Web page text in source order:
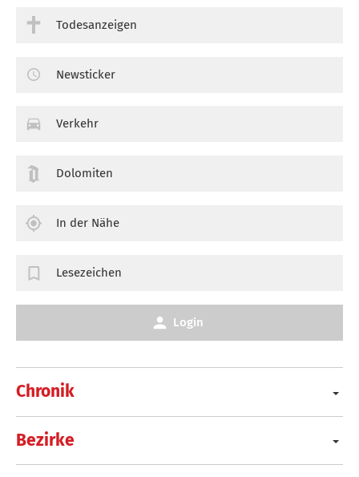
Chronik
Bezirke
Todesanzeigen
Newsticker
Verkehr
Dolomiten
In der Nähe
Lesezeichen
Login